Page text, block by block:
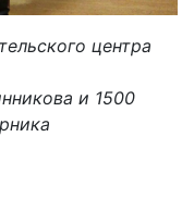
центра
и 1500